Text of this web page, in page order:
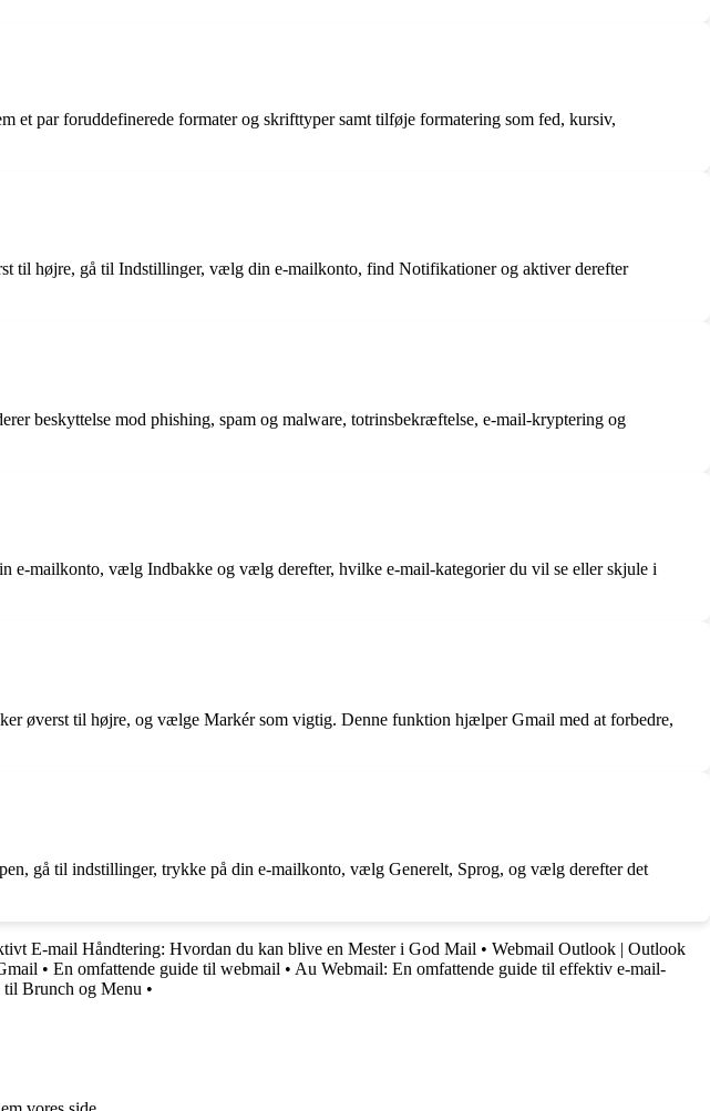
par foruddefinerede formater og skrifttyper samt tilføje formatering som fed, kursiv,
til højre, gå til Indstillinger, vælg din e-mailkonto, find Notifikationer og aktiver derefter
beskyttelse mod phishing, spam og malware, totrinsbekræftelse, e-mail-kryptering og
e-mailkonto, vælg Indbakke og vælg derefter, hvilke e-mail-kategorier du vil se eller skjule i
øverst til højre, og vælge Markér som vigtig. Denne funktion hjælper Gmail med at forbedre,
gå til indstillinger, trykke på din e-mailkonto, vælg Generelt, Sprog, og vælg derefter det
E-mail Håndtering: Hvordan du kan blive en Mester i God Mail • Webmail Outlook | Outlook
• En omfattende guide til webmail • Au Webmail: En omfattende guide til effektiv e-mail-
Brunch og Menu •